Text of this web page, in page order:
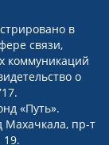
в
связи,
коммуникаций
о
«Путь».
Махачкала, пр-т
19.